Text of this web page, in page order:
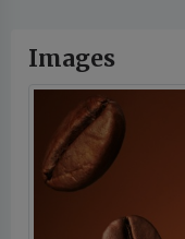
Images